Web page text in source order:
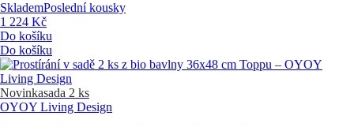
SklademPoslední kousky
1 224 Kč
Do košíku
Do košíku
Novinkasada 2 ks
OYOY Living Design